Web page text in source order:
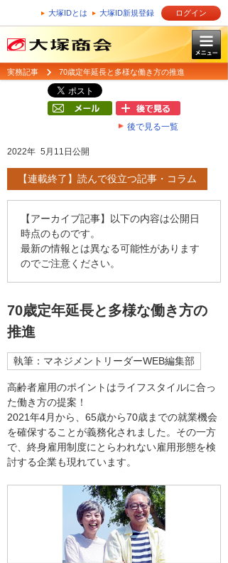
大塚IDとは 大塚ID新規登録 ログイン
実務記事 70歳定年延長と多様な働き方の推進
後で見る一覧
2022年 5月11日公開
【連載終了】読んで役立つ記事・コラム
【アーカイブ記事】以下の内容は公開日
時点のものです。
最新の情報とは異なる可能性があります
のでご注意ください。
70歳定年延長と多様な働き方の
推進
執筆：マネジメントリーダーWEB編集部
高齢者雇用のポイントはライフスタイルに合っ
た働き方の提案！
2021年4月から、65歳から70歳までの就業機会
を確保することが義務化されました。その一方
で、終身雇用制度にとらわれない雇用形態を検
討する企業も現れています。